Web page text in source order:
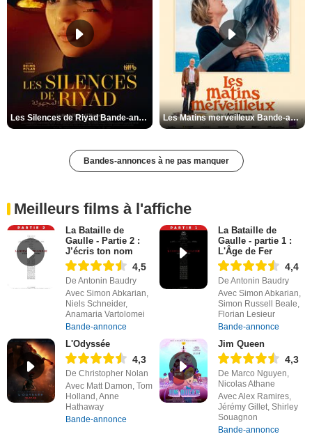
Les Silences de Riyad Bande-annonce VO STFR Les Matins merveilleux Bande-annonce VF
Bandes-annonces à ne pas manquer
Meilleurs films à l'affiche
La Bataille de
Gaulle - Partie 2 :
J’écris ton nom
4,5
De Antonin Baudry
Avec Simon Abkarian,
Niels Schneider,
Anamaria Vartolomei
Bande-annonce
La Bataille de
Gaulle - partie 1 :
L'Âge de Fer
4,4
De Antonin Baudry
Avec Simon Abkarian,
Simon Russell Beale,
Florian Lesieur
Bande-annonce
L'Odyssée
4,3
De Christopher Nolan
Avec Matt Damon, Tom
Holland, Anne
Hathaway
Bande-annonce
Jim Queen
4,3
De Marco Nguyen,
Nicolas Athane
Avec Alex Ramires,
Jérémy Gillet, Shirley
Souagnon
Bande-annonce